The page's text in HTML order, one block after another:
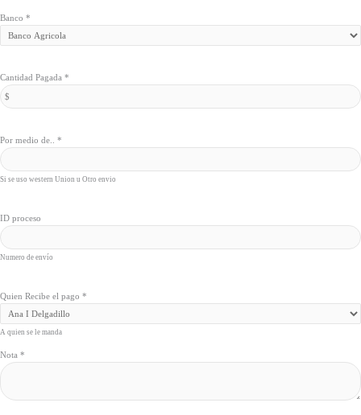
Banco *
Cantidad Pagada *
Por medio de.. *
Si se uso western Union u Otro envio
ID proceso
Numero de envío
Quien Recibe el pago *
A quien se le manda
Nota *